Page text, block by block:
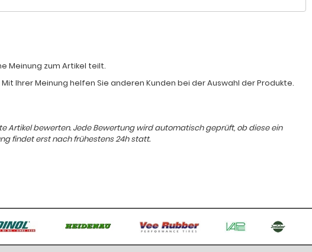
Meinung zum Artikel teilt.
Ihrer Meinung helfen Sie anderen Kunden bei der Auswahl der Produkte.
Artikel bewerten. Jede Bewertung wird automatisch geprüft, ob diese ein
findet erst nach frühestens 24h statt.